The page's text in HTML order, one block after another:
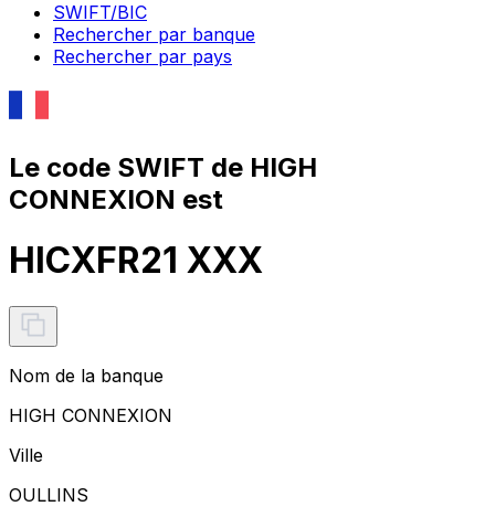
SWIFT/BIC
Rechercher par banque
Rechercher par pays
Le code SWIFT de HIGH
CONNEXION est
HICXFR21 XXX
Nom de la banque
HIGH CONNEXION
Ville
OULLINS